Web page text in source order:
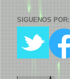
SIGUENOS POR: